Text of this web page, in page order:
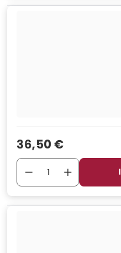
Verkaufspreis
36,50 €